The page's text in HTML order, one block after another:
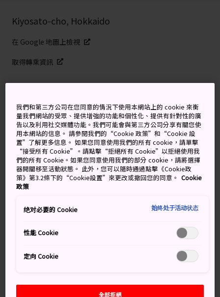
Kiyosato-cho, Hokkaido
在 Google 地圖上檢視
取得轉乘資訊
關鍵字 地圖
北海道森林深處的藍寶石
在北海道東部清里鎮附近的摩周湖
畔，有一處被稱為
「神之子池」的罕見自然景觀。這座池塘位於森林深處，
水質呈透明澄淨的藍色，池水中浸滿倒下的樹木。
別錯過
藍色池水顏色的微妙變化
我們和第三方公司在您同意的情況下使用本網站上的 cookie 來衡
量我們網站的受眾、提供增強的功能和個性化、提供有針對性的廣
告以及利用社交媒體功能。我們可能會與第三方公司分享有關您使
用本網站的信息。 請參閱我們的“Cookie 政策”和“Cookie 設
置”了解更多信息。 如果您同意使用我們的所有 cookie，請單擊
“接受所有 Cookie”。請點擊“拒絕所有 Cookie”以拒絕使用我
們的所有 Cookie。如果您同意使用我們的部分 cookie，請將選擇
器開關移至活動狀態。 此外，您可以隨時通過點擊《Cookie政
策》第3.2條下的“Cookie設置”來更改或撤回您的同意。 Cookie
政策
绝对必要的 Cookie 始终处于活动状态
性能 Cookie
定向 Cookie
全部拒絕